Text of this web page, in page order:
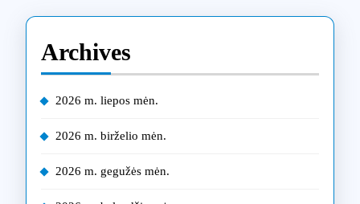
Archives
2026 m. liepos mėn.
2026 m. birželio mėn.
2026 m. gegužės mėn.